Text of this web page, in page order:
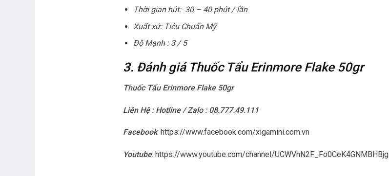
Thời gian hút: 30 – 40 phút / lần
Xuất xứ: Tiêu Chuẩn Mỹ
Độ Mạnh : 3 / 5
3. Đánh giá Thuốc Tẩu Erinmore Flake 50gr
Thuốc Tẩu Erinmore Flake 50gr
Liên Hệ : Hotline / Zalo : 08.777.49.111
Facebook: https://www.facebook.com/xigamini.com.vn
Youtube: https://www.youtube.com/channel/UCWVnN2F_Fo0CeK4GNMBHBjg